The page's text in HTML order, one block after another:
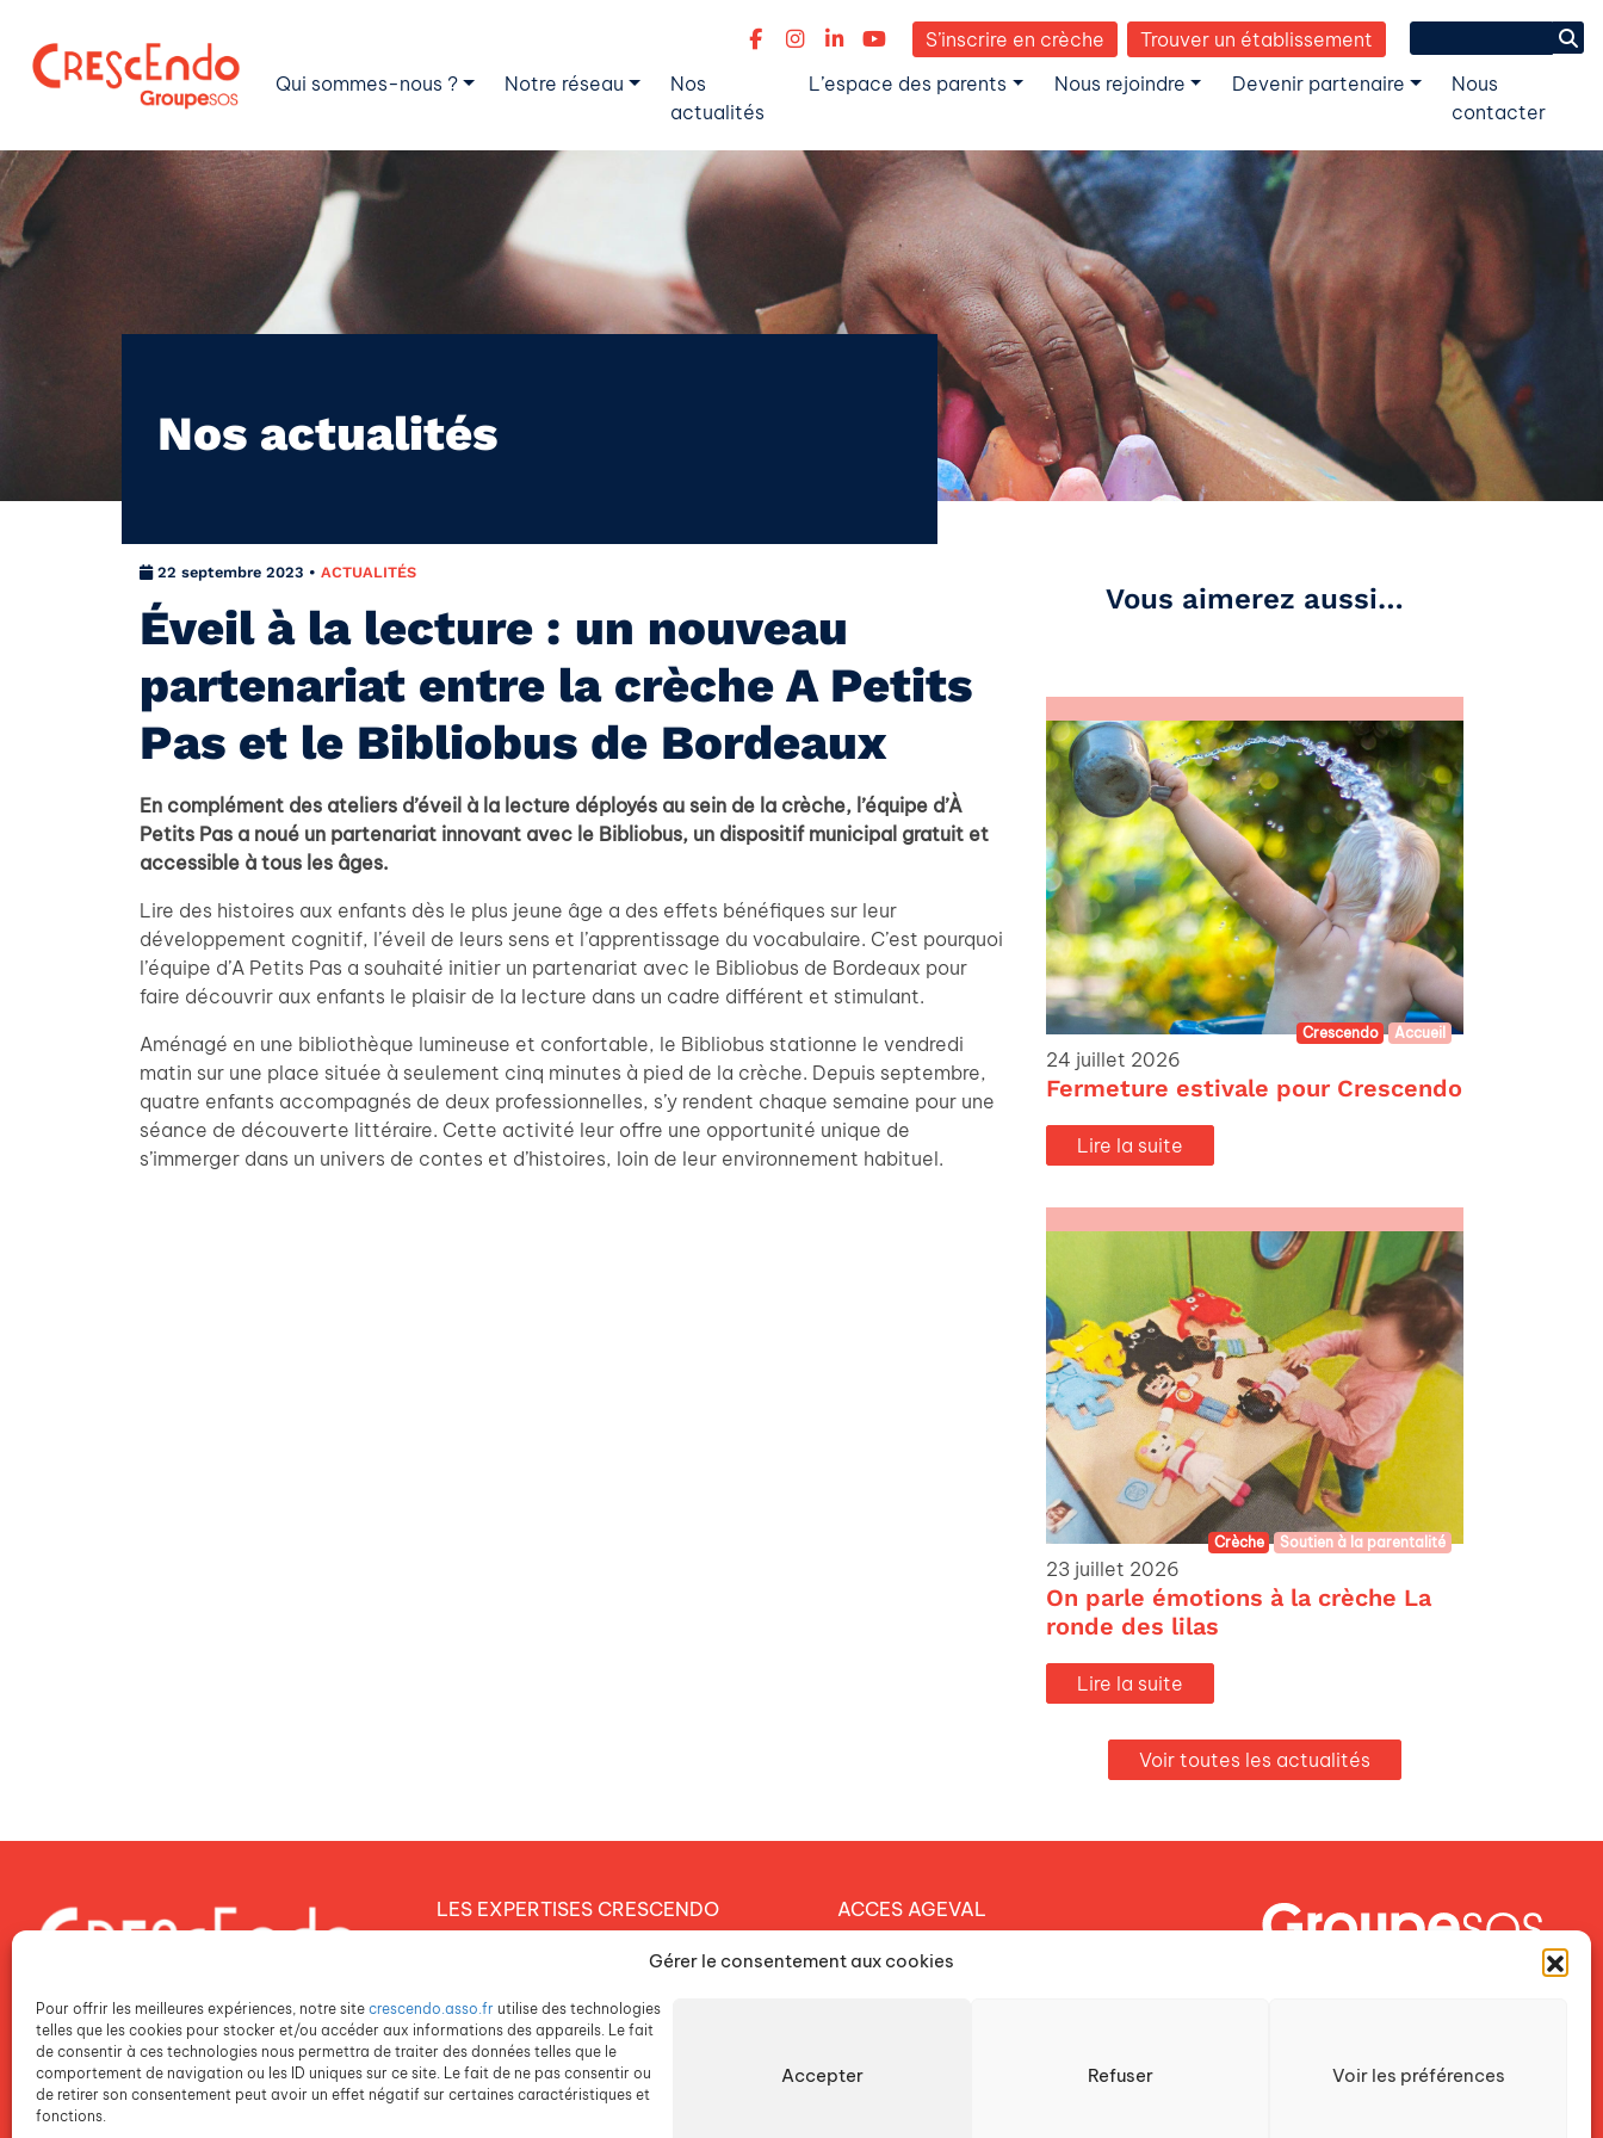
Gérer le consentement aux cookies
Pour offrir les meilleures expériences, notre site crescendo.asso.fr utilise des technologies
telles que les cookies pour stocker et/ou accéder aux informations des appareils. Le fait
de consentir à ces technologies nous permettra de traiter des données telles que le
comportement de navigation ou les ID uniques sur ce site. Le fait de ne pas consentir ou
de retirer son consentement peut avoir un effet négatif sur certaines caractéristiques et
fonctions.
Accepter Refuser Voir les préférences
S’inscrire en crèche Trouver un établissement
Qui sommes-nous ?
Notre réseau
Nos
actualités
L’espace des parents Nous rejoindre Devenir partenaire
Nous
contacter
Nos actualités
22 septembre 2023 • ACTUALITÉS
Éveil à la lecture : un nouveau
partenariat entre la crèche A Petits
Pas et le Bibliobus de Bordeaux
En complément des ateliers d’éveil à la lecture déployés au sein de la crèche, l’équipe d’À
Petits Pas a noué un partenariat innovant avec le Bibliobus, un dispositif municipal gratuit et
accessible à tous les âges.
Lire des histoires aux enfants dès le plus jeune âge a des effets bénéfiques sur leur
développement cognitif, l’éveil de leurs sens et l’apprentissage du vocabulaire. C’est pourquoi
l’équipe d’A Petits Pas a souhaité initier un partenariat avec le Bibliobus de Bordeaux pour
faire découvrir aux enfants le plaisir de la lecture dans un cadre différent et stimulant.
Aménagé en une bibliothèque lumineuse et confortable, le Bibliobus stationne le vendredi
matin sur une place située à seulement cinq minutes à pied de la crèche. Depuis septembre,
quatre enfants accompagnés de deux professionnelles, s’y rendent chaque semaine pour une
séance de découverte littéraire. Cette activité leur offre une opportunité unique de
s’immerger dans un univers de contes et d’histoires, loin de leur environnement habituel.
Vous aimerez aussi…
Crescendo Accueil
24 juillet 2026
Fermeture estivale pour Crescendo
Lire la suite
Crèche Soutien à la parentalité
23 juillet 2026
On parle émotions à la crèche La
ronde des lilas
Lire la suite
Voir toutes les actualités
LES EXPERTISES CRESCENDO
Notre politique RH
NOS ETABLISSEMENTS
ACCES AGEVAL
CONTACTEZ-NOUS